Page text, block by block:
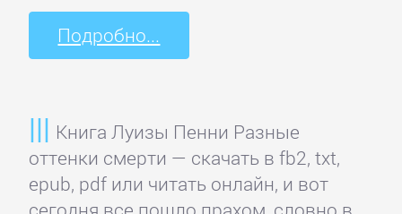
Подробно...
Книга Луизы Пенни Разные
оттенки смерти — скачать в fb2, txt,
epub, pdf или читать онлайн, и вот
Программирование
ЛЮБОВНЫЕ
РОМАНЫ